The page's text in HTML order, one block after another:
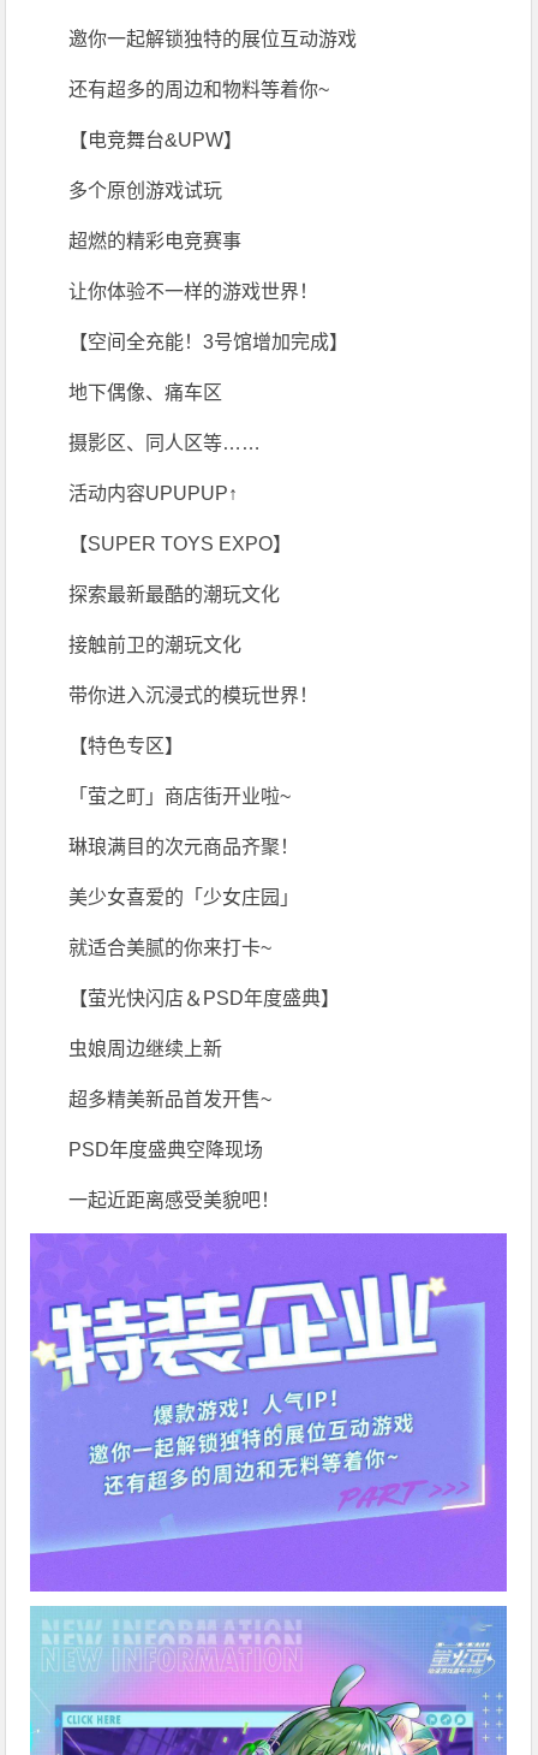
邀你一起解锁独特的展位互动游戏
还有超多的周边和物料等着你~
【电竞舞台&UPW】
多个原创游戏试玩
超燃的精彩电竞赛事
让你体验不一样的游戏世界！
【空间全充能！3号馆增加完成】
地下偶像、痛车区
摄影区、同人区等……
活动内容UPUPUP↑
【SUPER TOYS EXPO】
探索最新最酷的潮玩文化
接触前卫的潮玩文化
带你进入沉浸式的模玩世界！
【特色专区】
「萤之町」商店街开业啦~
琳琅满目的次元商品齐聚！
美少女喜爱的「少女庄园」
就适合美腻的你来打卡~
【萤光快闪店＆PSD年度盛典】
虫娘周边继续上新
超多精美新品首发开售~
PSD年度盛典空降现场
一起近距离感受美貌吧！